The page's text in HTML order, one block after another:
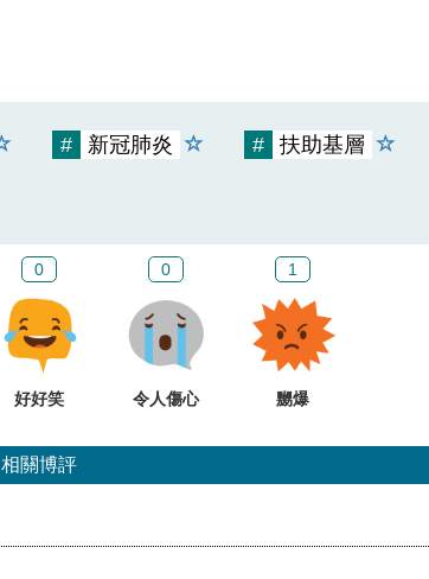
# 新冠肺炎 # 扶助基層
0
好好笑
0
令人傷心
1
嬲爆
相關博評